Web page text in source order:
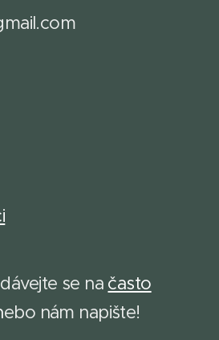
se na často
ebo nám napište!